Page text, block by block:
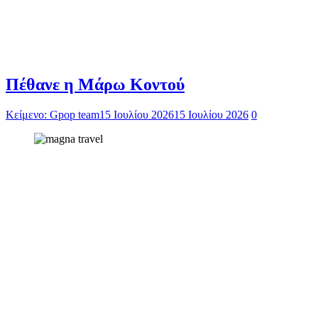
Πέθανε η Μάρω Κοντού
Κείμενο: Gpop team15 Ιουλίου 202615 Ιουλίου 2026 0